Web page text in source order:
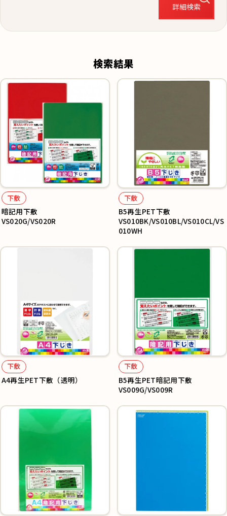
詳細検索
検索結果
下敷
暗記用下敷
VS020G/VS020R
下敷
B5再生PET下敷
VS010BK/VS010BL/VS010CL/VS
010WH
下敷
A4再生PET下敷（透明）
下敷
B5再生PET暗記用下敷
VS009G/VS009R